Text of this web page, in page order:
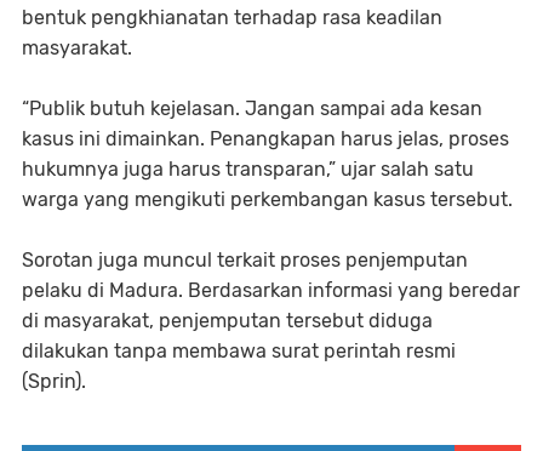
bentuk pengkhianatan terhadap rasa keadilan
masyarakat.
“Publik butuh kejelasan. Jangan sampai ada kesan
kasus ini dimainkan. Penangkapan harus jelas, proses
hukumnya juga harus transparan,” ujar salah satu
warga yang mengikuti perkembangan kasus tersebut.
Sorotan juga muncul terkait proses penjemputan
pelaku di Madura. Berdasarkan informasi yang beredar
di masyarakat, penjemputan tersebut diduga
dilakukan tanpa membawa surat perintah resmi
(Sprin).